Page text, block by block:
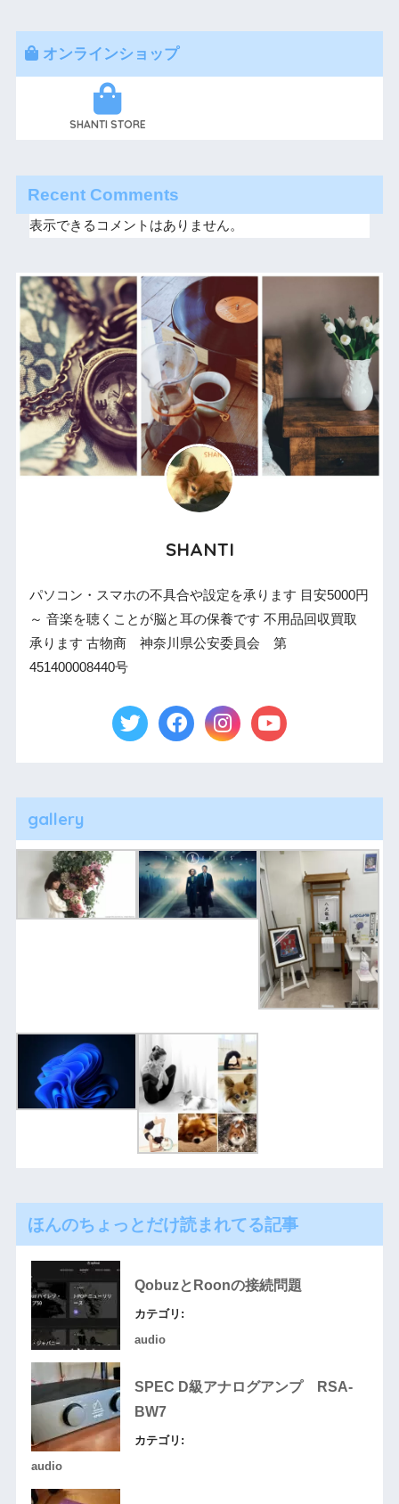
オンラインショップ
SHANTI STORE
Recent Comments
表示できるコメントはありません。
SHANTI
パソコン・スマホの不具合や設定を承ります 目安5000円
～ 音楽を聴くことが脳と耳の保養です 不用品回収買取
承ります 古物商 神奈川県公安委員会 第
451400008440号
gallery
ほんのちょっとだけ読まれてる記事
QobuzとRoonの接続問題
カテゴリ:
audio
SPEC D級アナログアンプ RSA-
BW7
カテゴリ:
audio